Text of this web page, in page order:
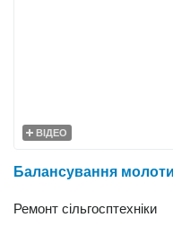
ВІДЕО
Ремонт сільгосптехніки